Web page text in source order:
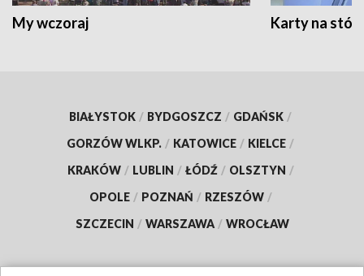
My wczoraj Karty na
BIAŁYSTOK / BYDGOSZCZ / GDAŃSK /
GORZÓW WLKP. / KATOWICE / KIELCE /
KRAKÓW / LUBLIN / ŁÓDŹ / OLSZTYN /
OPOLE / POZNAŃ / RZESZÓW /
SZCZECIN / WARSZAWA / WROCŁAW